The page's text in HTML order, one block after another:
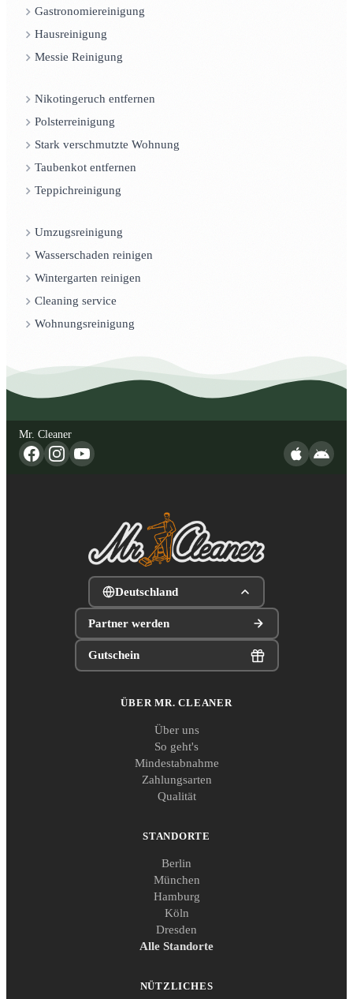
Gastronomiereinigung
Hausreinigung
Messie Reinigung
Nikotingeruch entfernen
Polsterreinigung
Stark verschmutzte Wohnung
Taubenkot entfernen
Teppichreinigung
Umzugsreinigung
Wasserschaden reinigen
Wintergarten reinigen
Cleaning service
Wohnungsreinigung
Mr. Cleaner
Deutschland
Partner werden
Gutschein
ÜBER MR. CLEANER
Über uns
So geht's
Mindestabnahme
Zahlungsarten
Qualität
STANDORTE
Berlin
München
Hamburg
Köln
Dresden
Alle Standorte
NÜTZLICHES